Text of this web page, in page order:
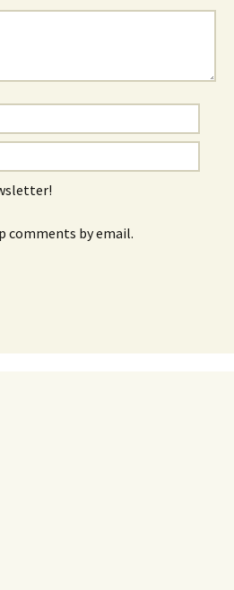
comments by email.